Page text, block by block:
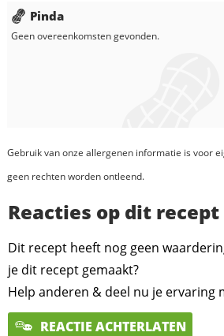
Pinda
Geen overeenkomsten gevonden.
Gebruik van onze allergenen informatie is voor
geen rechten worden ontleend.
Reacties op dit recept
Dit recept heeft nog geen
je dit recept gemaakt?
Help anderen & deel nu je ervaring
REACTIE ACHTERLATEN